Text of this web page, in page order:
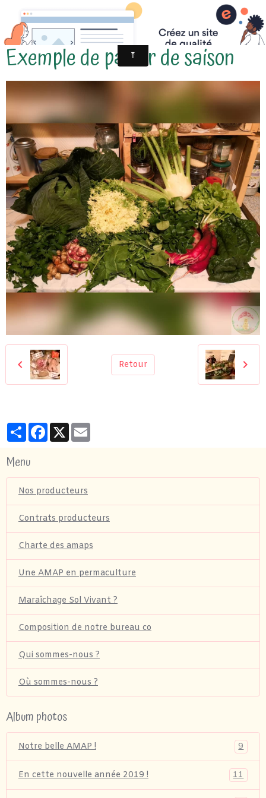
Exemple de panier de saison
Retour
PartagerFacebook
X
Menu
Nos producteurs
Contrats producteurs
Charte des amaps
Une AMAP en permaculture
Maraîchage Sol Vivant ?
Composition de notre bureau co
Qui sommes-nous ?
Où sommes-nous ?
Album photos
Notre belle AMAP ! 9
En cette nouvelle année 2019 ! 11